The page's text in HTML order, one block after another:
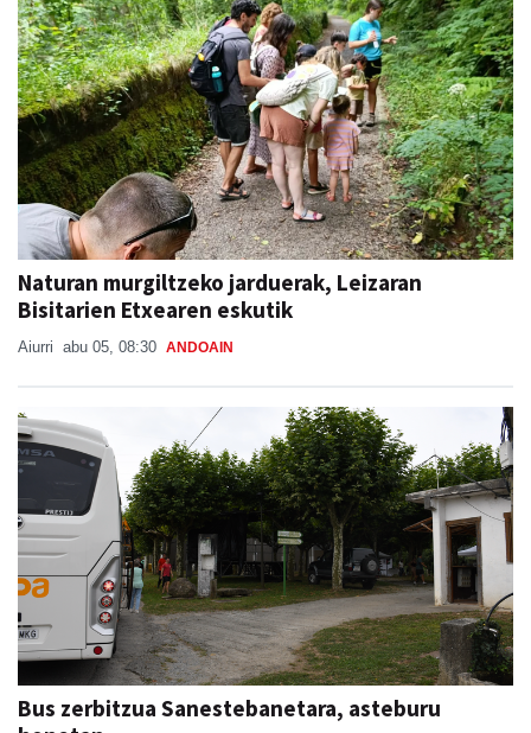
Naturan murgiltzeko jarduerak, Leizaran
Bisitarien Etxearen eskutik
Aiurri abu 05, 08:30 ANDOAIN
Bus zerbitzua Sanestebanetara, asteburu